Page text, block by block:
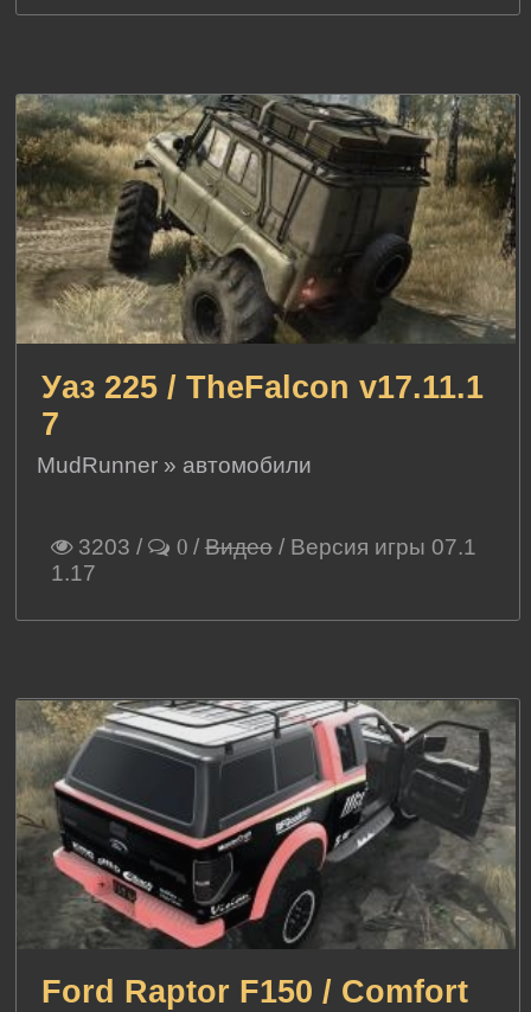
Уаз 225 / TheFalcon v17.11.1
7
MudRunner » автомобили
3203 / 0 /Видео/ Версия игры 07.1
1.17
Ford Raptor F150 / Comfort